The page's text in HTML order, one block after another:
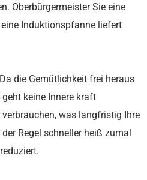
Oberbürgermeister Sie eine
Induktionspfanne liefert
die Gemütlichkeit frei heraus
keine Innere kraft
was langfristig Ihre
Regel schneller heiß zumal